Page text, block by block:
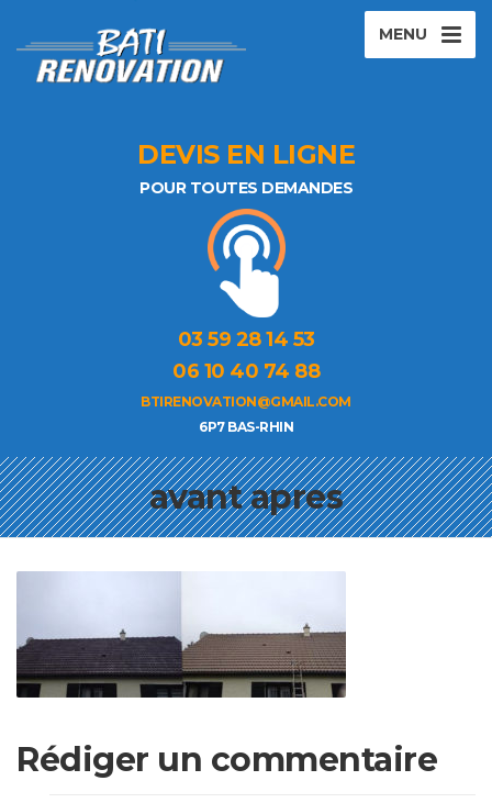
MENU
DEVIS EN LIGNE
POUR TOUTES DEMANDES
03 59 28 14 53
06 10 40 74 88
BTIRENOVATION@GMAIL.COM
6P7 BAS-RHIN
avant apres
Rédiger un commentaire